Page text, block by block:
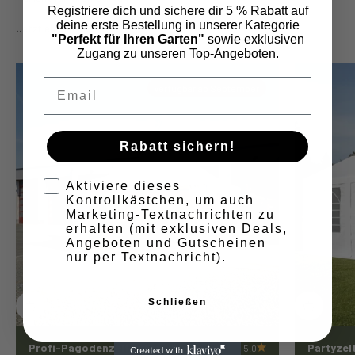
Jetzt entdecken
Profi-Pagodenzelt 5x5m – B1
5.0
Registriere dich und sichere dir 5 % Rabatt auf
deine erste Bestellung in unserer Kategorie
"Perfekt für Ihren Garten" sowie exklusiven
Zugang zu unseren Top-Angeboten.
Rabatt sichern!
Aktiviere dieses
Kontrollkästchen, um auch
Marketing-Textnachrichten zu
erhalten (mit exklusiven Deals,
Angeboten und Gutscheinen
nur per Textnachricht).
Schließen